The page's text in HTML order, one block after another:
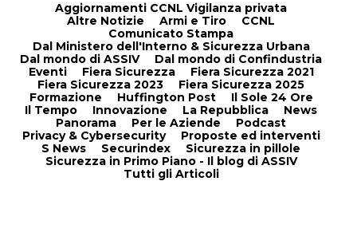
Aggiornamenti CCNL Vigilanza privata
Altre Notizie
Armi e Tiro
CCNL
Comunicato Stampa
Dal Ministero dell'Interno & Sicurezza Urbana
Dal mondo di ASSIV
Dal mondo di Confindustria
Eventi
Fiera Sicurezza
Fiera Sicurezza 2021
Fiera Sicurezza 2023
Fiera Sicurezza 2025
Formazione
Huffington Post
Il Sole 24 Ore
Il Tempo
Innovazione La Repubblica
News
Panorama
Per le Aziende
Podcast
Privacy & Cybersecurity
Proposte ed interventi
S News
Securindex
Sicurezza in pillole
Sicurezza in Primo Piano - Il blog di ASSIV
Tutti gli Articoli